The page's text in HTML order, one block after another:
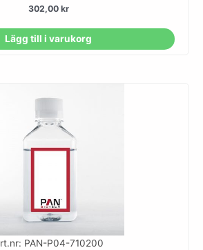
302,00 kr
Lägg till i varukorg
PAN-P04-710200